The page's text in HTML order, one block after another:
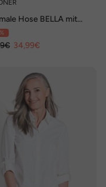
Hose BELLA mit
34,99€